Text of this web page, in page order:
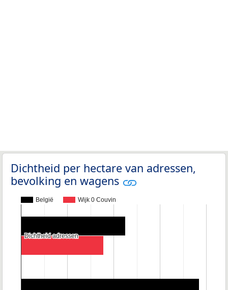
Dichtheid per hectare van adressen,
bevolking en wagens
België Wijk 0 Couvin
Dichtheid adressen
Dichtheid adressen